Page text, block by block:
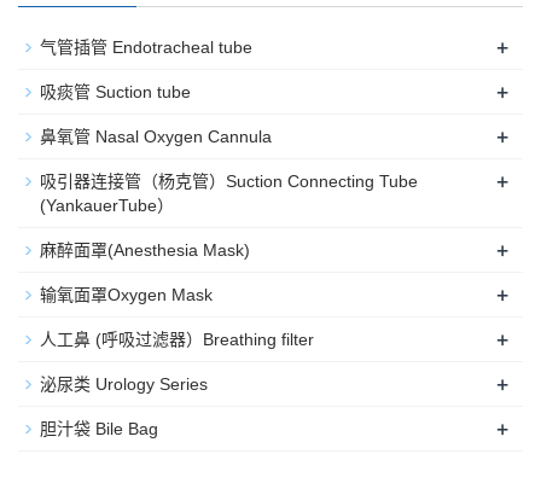
气管插管 Endotracheal tube +
吸痰管 Suction tube +
鼻氧管 Nasal Oxygen Cannula +
吸引器连接管（杨克管）Suction Connecting Tube
(YankauerTube）
+
麻醉面罩(Anesthesia Mask) +
输氧面罩Oxygen Mask +
人工鼻 (呼吸过滤器）Breathing filter +
泌尿类 Urology Series +
胆汁袋 Bile Bag +